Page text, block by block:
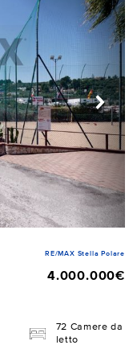
RE/MAX Stella Polare
4.000.000€
72 Camere da
letto